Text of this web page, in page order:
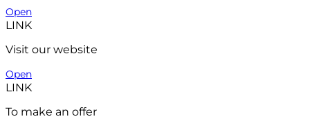
Open
LINK
Visit our website
Open
LINK
To make an offer